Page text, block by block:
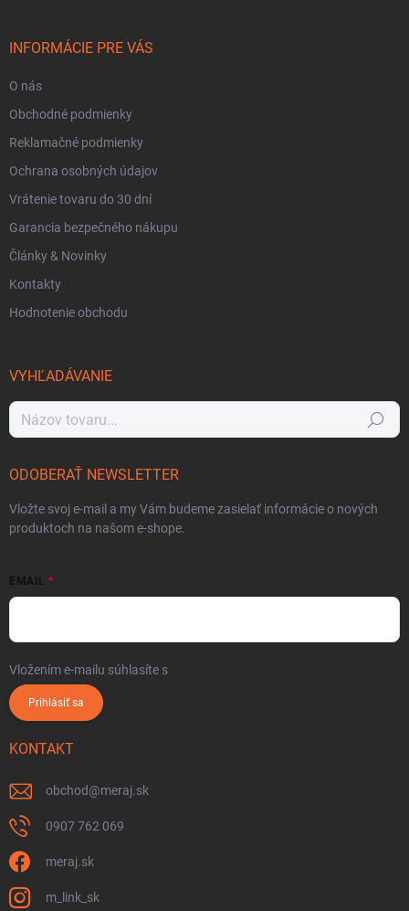
INFORMÁCIE PRE VÁS
O nás
Obchodné podmienky
Reklamačné podmienky
Ochrana osobných údajov
Vrátenie tovaru do 30 dní
Garancia bezpečného nákupu
Články & Novinky
Kontakty
Hodnotenie obchodu
VYHĽADÁVANIE
Hľadať
ODOBERAŤ NEWSLETTER
Vložte svoj e-mail a my Vám budeme zasielať informácie o nových
produktoch na našom e-shope.
EMAIL
Vložením e-mailu súhlasíte s
Prihlásiť sa
KONTAKT
obchod@meraj.sk
0907 762 069
meraj.sk
m_link_sk